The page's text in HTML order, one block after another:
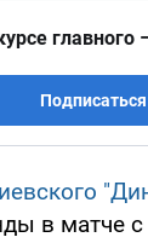
Подписаться
в матче